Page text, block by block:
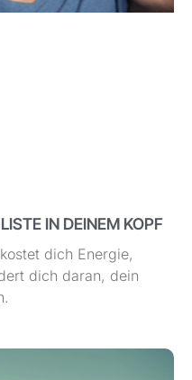
IN DEINEM KOPF
dich Energie,
dich daran, dein